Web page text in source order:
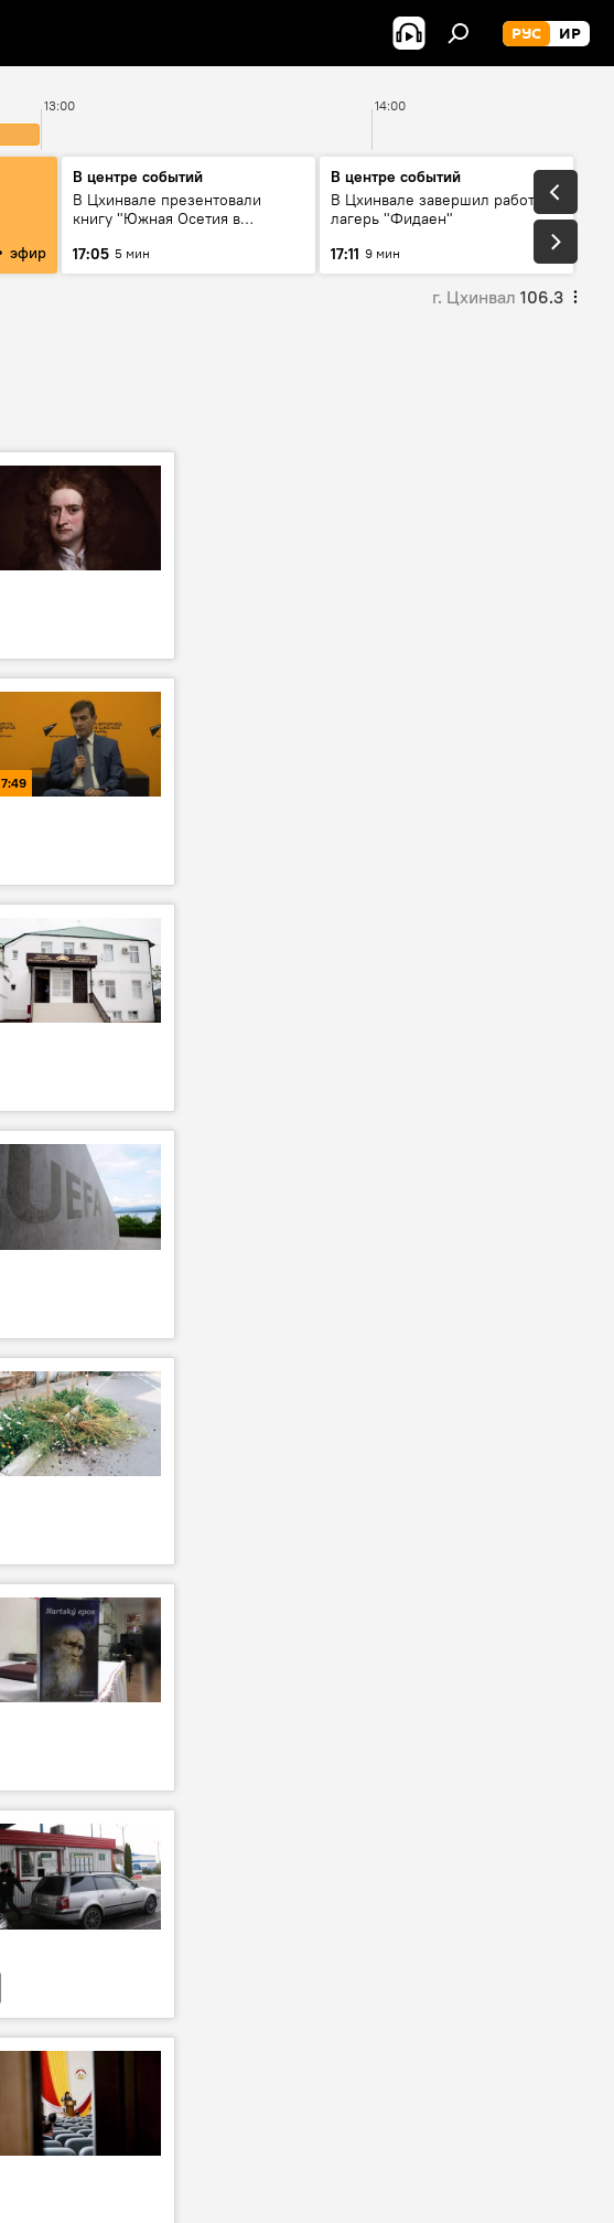
РУС ИР
13:00 14:00
эфир
В центре событий
В Цхинвале презентовали
книгу "Южная Осетия в
17:05 5 мин
В центре событий
В Цхинвале завершил работу
лагерь "Фидаен"
17:11 9 мин
г. Цхинвал 106.3
7:49